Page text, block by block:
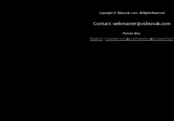
Copyright © Videovak.com. All Rights Reserved
Contact: webmaster@videovak.com
Partner sites:
Waptrick-Gazeteler ve G�ncel Haberler i�in Gazete Keyfi